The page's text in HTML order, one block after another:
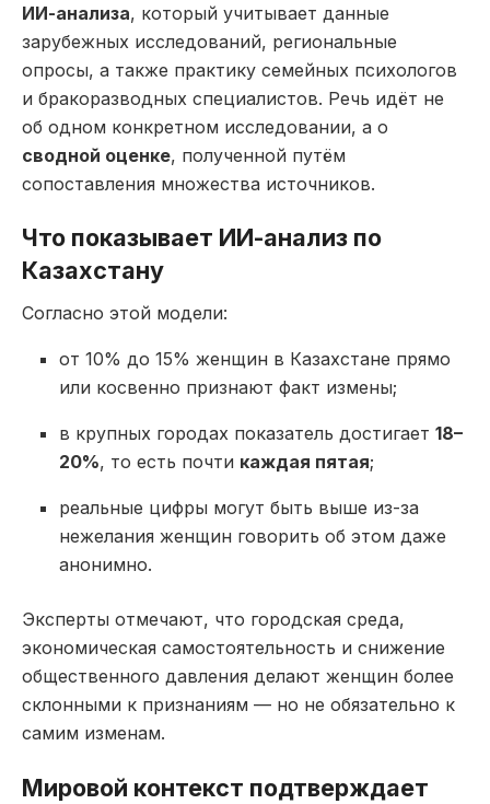
ИИ-анализа, который учитывает данные
зарубежных исследований, региональные
опросы, а также практику семейных психологов
и бракоразводных специалистов. Речь идёт не
об одном конкретном исследовании, а о
сводной оценке, полученной путём
сопоставления множества источников.
Что показывает ИИ-анализ по
Казахстану
Согласно этой модели:
от 10% до 15% женщин в Казахстане прямо
или косвенно признают факт измены;
в крупных городах показатель достигает18–
20%, то есть почти каждая пятая;
реальные цифры могут быть выше из-за
нежелания женщин говорить об этом даже
анонимно.
Эксперты отмечают, что городская среда,
экономическая самостоятельность и снижение
общественного давления делают женщин более
склонными к признаниям — но не обязательно к
самим изменам.
Мировой контекст подтверждает